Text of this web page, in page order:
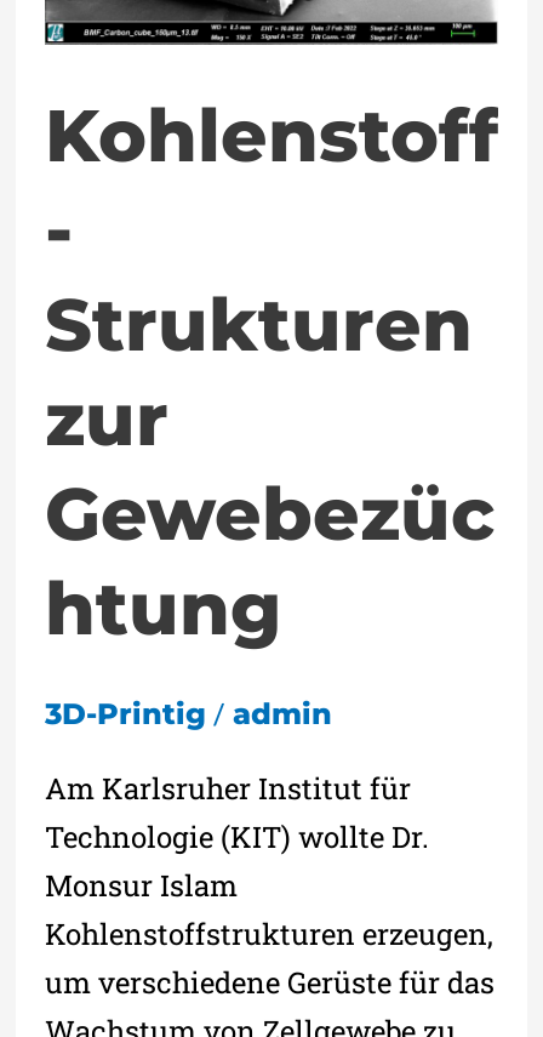
Kohlenstoff
-
Strukturen
zur
Gewebezüc
htung
3D-Printig / admin
Am Karlsruher Institut für
Technologie (KIT) wollte Dr.
Monsur Islam
Kohlenstoffstrukturen erzeugen,
um verschiedene Gerüste für das